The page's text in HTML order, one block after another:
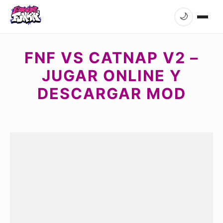
🌙
FNF VS CATNAP V2 –
JUGAR ONLINE Y
DESCARGAR MOD